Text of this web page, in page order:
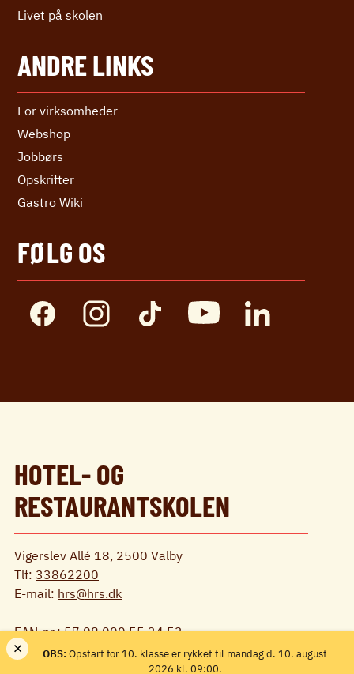
× OBS:Opstart for 10. klasse er rykket til mandag d. 10. august
2026 kl. 09:00.
Livet på skolen
ANDRE LINKS
For virksomheder
Webshop
Jobbørs
Opskrifter
Gastro Wiki
FØLG OS
HOTEL- OG
RESTAURANTSKOLEN
Vigerslev Allé 18, 2500 Valby
Tlf: 33862200
E-mail: hrs@hrs.dk
EAN-nr.: 57 98 000 55 34 53
CVR-nr.: 1186 1571